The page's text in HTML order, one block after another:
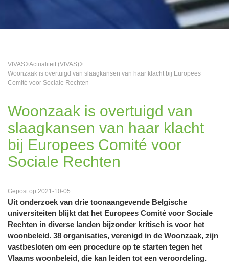
VIVAS Actualiteit (VIVAS)
Woonzaak is overtuigd van slaagkansen van haar klacht bij Europees
Comité voor Sociale Rechten
Woonzaak is overtuigd van
slaagkansen van haar klacht
bij Europees Comité voor
Sociale Rechten
Gepost op 2021-10-05
Uit onderzoek van drie toonaangevende Belgische
universiteiten blijkt dat het Europees Comité voor Sociale
Rechten in diverse landen bijzonder kritisch is voor het
woonbeleid. 38 organisaties, verenigd in de Woonzaak, zijn
vastbesloten om een procedure op te starten tegen het
Vlaams woonbeleid, die kan leiden tot een veroordeling.